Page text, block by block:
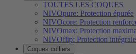
TOUTES LES COQUES
NIVOpure: Protection épurée
NIVOcore: Protection
NIVOmax: Protection
NIVOflip: Protection intégrale
Coques colliers